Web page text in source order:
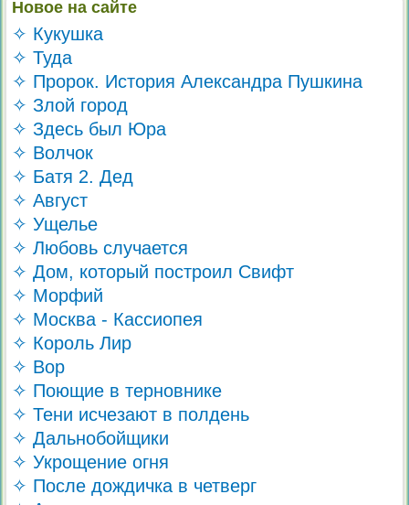
Новое на сайте
✧ Кукушка
✧ Туда
✧ Пророк. История Александра Пушкина
✧ Злой город
✧ Здесь был Юра
✧ Волчок
✧ Батя 2. Дед
✧ Август
✧ Ущелье
✧ Любовь случается
✧ Дом, который построил Свифт
✧ Морфий
✧ Москва - Кассиопея
✧ Король Лир
✧ Вор
✧ Поющие в терновнике
✧ Тени исчезают в полдень
✧ Дальнобойщики
✧ Укрощение огня
✧ После дождичка в четверг